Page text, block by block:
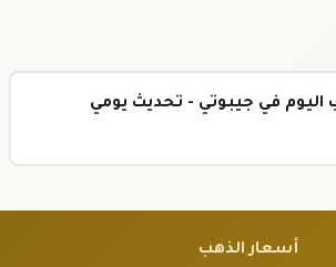
اليوم في جيبوتي - تحديث يومي
أسعار الذهب